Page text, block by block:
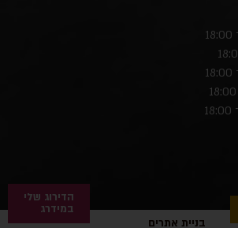
הדירוג שלי
במידרג
בניית אתרים